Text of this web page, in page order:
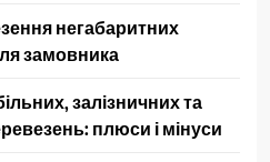
негабаритних
замовника
залізничних та
плюси і мінуси